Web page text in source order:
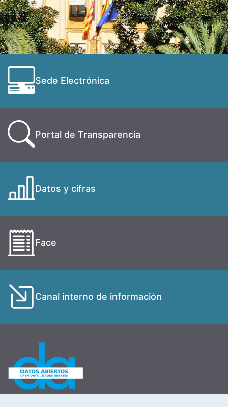
Sede Electrónica
Portal de Transparencia
Datos y cifras
Face
Canal interno de información